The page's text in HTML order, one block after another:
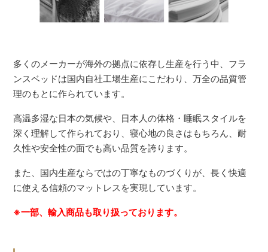
多くのメーカーが海外の拠点に依存し生産を行う中、フラ
ンスベッドは国内自社工場生産にこだわり、万全の品質管
理のもとに作られています。
高温多湿な日本の気候や、日本人の体格・睡眠スタイルを
深く理解して作られており、寝心地の良さはもちろん、耐
久性や安全性の面でも高い品質を誇ります。
また、国内生産ならではの丁寧なものづくりが、長く快適
に使える信頼のマットレスを実現しています。
※一部、輸入商品も取り扱っております。